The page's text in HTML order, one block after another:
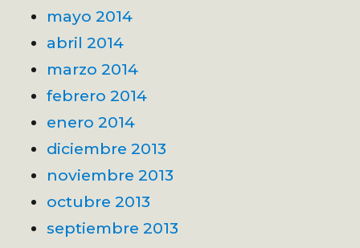
mayo 2014
abril 2014
marzo 2014
febrero 2014
enero 2014
diciembre 2013
noviembre 2013
octubre 2013
septiembre 2013